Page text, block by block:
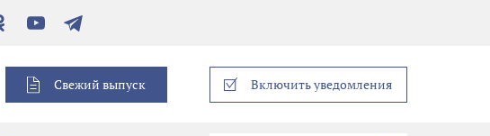
YouTubeТелеграм
Свежий выпуск Включить уведомления